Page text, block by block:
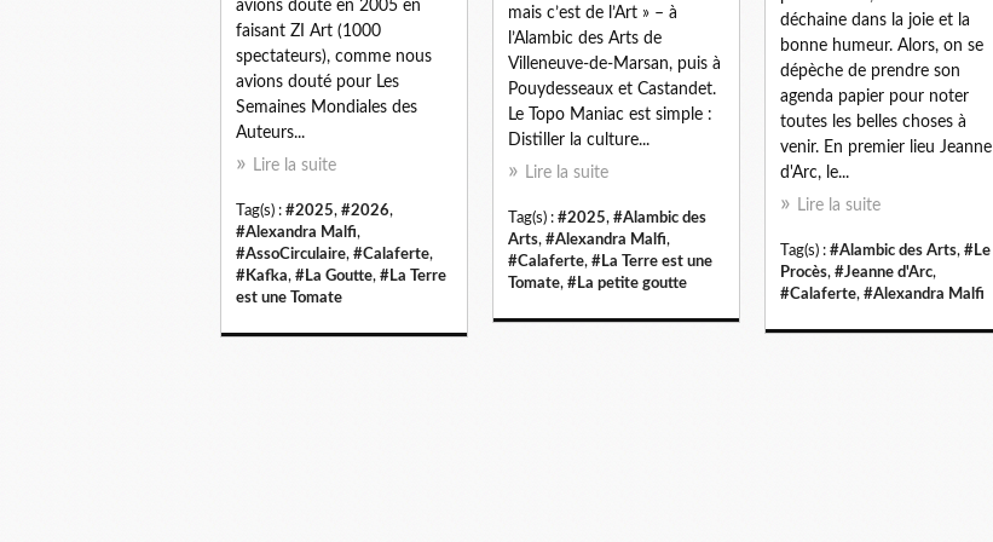
avions douté en 2005 en
faisant ZI Art (1000
spectateurs), comme nous
avions douté pour Les
Semaines Mondiales des
Auteurs...
Lire la suite
Tag(s) : #2025, #2026,
#Alexandra Malfi,
#AssoCirculaire, #Calaferte,
#Kafka, #La Goutte, #La Terre
est une Tomate
mais c’est de l’Art » – à
l’Alambic des Arts de
Villeneuve-de-Marsan, puis à
Pouydesseaux et Castandet.
Le Topo Maniac est simple :
Distiller la culture...
Lire la suite
Tag(s) : #2025, #Alambic des
Arts, #Alexandra Malfi,
#Calaferte, #La Terre est une
Tomate, #La petite goutte
déchaine dans la joie et la
bonne humeur. Alors, on se
dépèche de prendre son
agenda papier pour noter
toutes les belles choses à
venir. En premier lieu Jeanne
d'Arc, le...
Lire la suite
Tag(s) : #Alambic des Arts, #Le
Procès, #Jeanne d'Arc,
#Calaferte, #Alexandra Malfi